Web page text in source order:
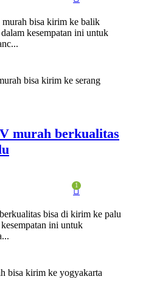
bisa kirim ke balik
kesempatan ini untuk
murah berkualitas
1
bisa di kirim ke palu
ini untuk